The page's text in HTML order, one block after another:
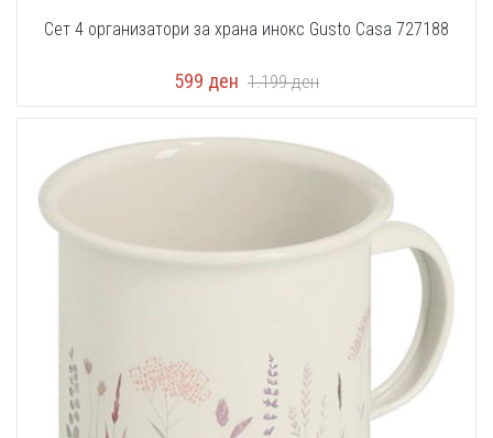
Сет 4 организатори за храна инокс Gusto Casa 727188
599 ден 1.199ден